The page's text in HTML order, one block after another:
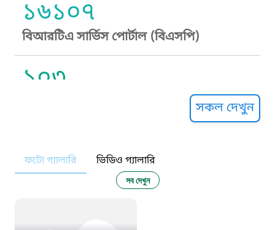
১৬১০৭
বিআরটিএ সার্ভিস পোর্টাল (বিএসপি)
১০৩
নারী ও শিশু নির্যাতন প্রতিরোধ
সকল দেখুন
ফটো গ্যালারি ভিডিও গ্যালারি
সব দেখুন